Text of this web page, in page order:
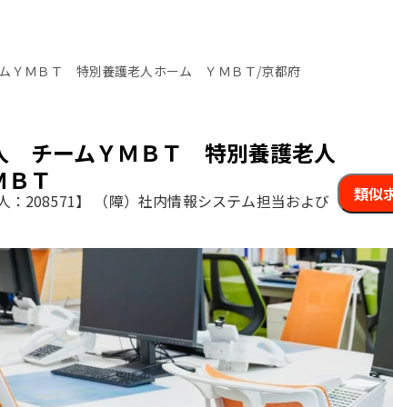
ＹＭＢＴ 特別養護老人ホーム ＹＭＢＴ/京都府
チームＹＭＢＴ 特別養護老人
Ｔ
：208571】 （障）社内情報システム担当および 類似